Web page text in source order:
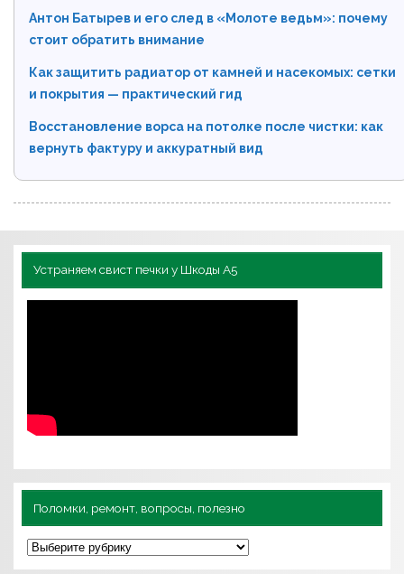
Антон Батырев и его след в «Молоте ведьм»: почему
стоит обратить внимание
Как защитить радиатор от камней и насекомых: сетки
и покрытия — практический гид
Восстановление ворса на потолке после чистки: как
вернуть фактуру и аккуратный вид
Устраняем свист печки у Шкоды А5
Поломки, ремонт, вопросы, полезно
П
о